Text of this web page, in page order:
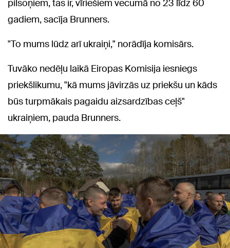
pilsoņiem, tas ir, vīriešiem vecumā no 23 līdz 60
gadiem, sacīja Brunners.
"To mums lūdz arī ukraiņi," norādīja komisārs.
Tuvāko nedēļu laikā Eiropas Komisija iesniegs
priekšlikumu, "kā mums jāvirzās uz priekšu un kāds
būs turpmākais pagaidu aizsardzības ceļš"
ukraiņiem, pauda Brunners.